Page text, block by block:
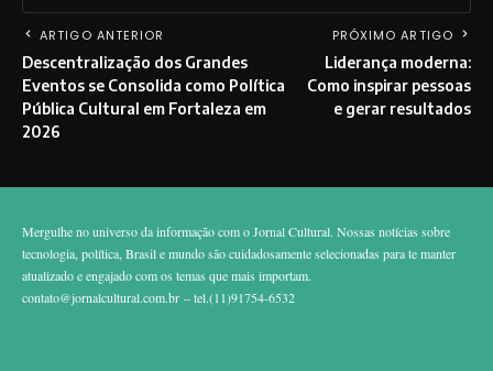
ARTIGO ANTERIOR
Descentralização dos Grandes
Eventos se Consolida como Política
Pública Cultural em Fortaleza em
2026
PRÓXIMO ARTIGO
Liderança moderna:
Como inspirar pessoas
e gerar resultados
Mergulhe no universo da informação com o Jornal Cultural. Nossas notícias sobre
tecnologia, política, Brasil e mundo são cuidadosamente selecionadas para te manter
atualizado e engajado com os temas que mais importam.
contato@jornalcultural.com.br – tel.(11)91754-6532